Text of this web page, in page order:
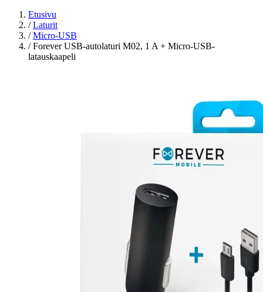
Etusivu
/ Laturit
/ Micro-USB
/ Forever USB-autolaturi M02, 1 A + Micro-USB-
latauskaapeli